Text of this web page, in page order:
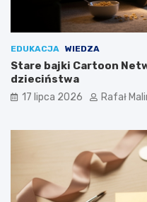
EDUKACJA WIEDZA
Stare bajki Cartoon
dzieciństwa
17 lipca 2026 Rafał